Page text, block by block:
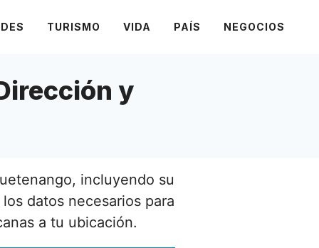
TURISMO VIDA PAÍS NEGOCIOS
y
incluyendo su
datos necesarios para
a tu ubicación.